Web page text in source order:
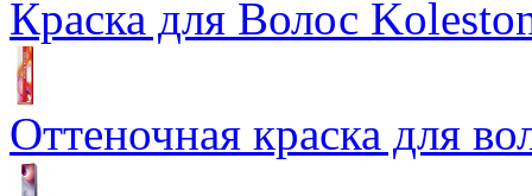
Краска для Волос
Оттеночная краска для